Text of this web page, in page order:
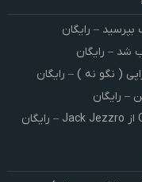
– رایگان
شد – رایگان
( نگو نه ) – رایگان
– رایگان